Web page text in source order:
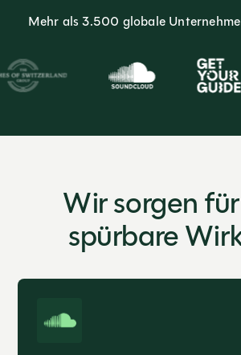
Mehr als 3.500 globale
Wir sorgen
spürbare